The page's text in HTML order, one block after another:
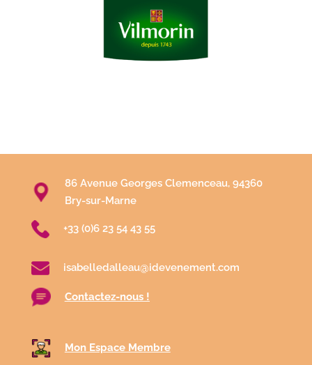
86 Avenue Georges Clemenceau, 94360
Bry-sur-Marne
+33 (0)6 23 54 43 55
isabelledalleau@idevenement.com
Contactez-nous !
Mon Espace Membre